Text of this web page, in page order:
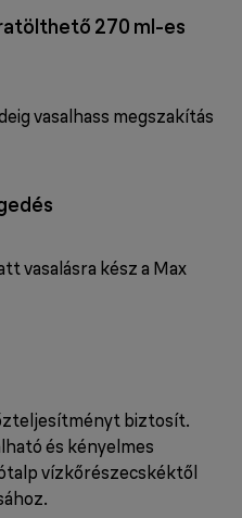
270 ml-es
vasalhass megszakítás
vasalásra kész a Max
biztosít.
és kényelmes
vízkőrészecskéktől